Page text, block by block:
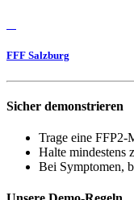
FFF Salzburg
Sicher demonstrieren
Trage eine FFP2-
Halte mindestens
Bei Symptomen,